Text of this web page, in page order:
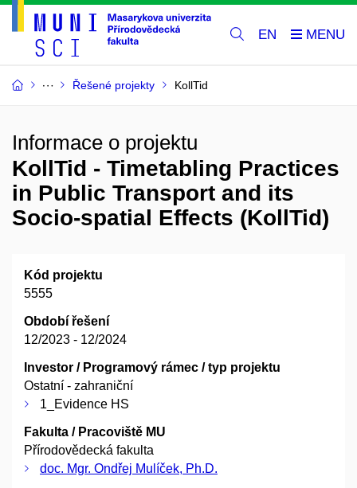
EN
Řešené projekty KollTid
Informace o projektu
KollTid - Timetabling Practices
in Public Transport and its
Socio-spatial Effects (KollTid)
Kód projektu
5555
Období řešení
12/2023 - 12/2024
Investor / Programový rámec / typ projektu
Ostatní - zahraniční
1_Evidence HS
Fakulta / Pracoviště MU
Přírodovědecká fakulta
doc. Mgr. Ondřej Mulíček, Ph.D.